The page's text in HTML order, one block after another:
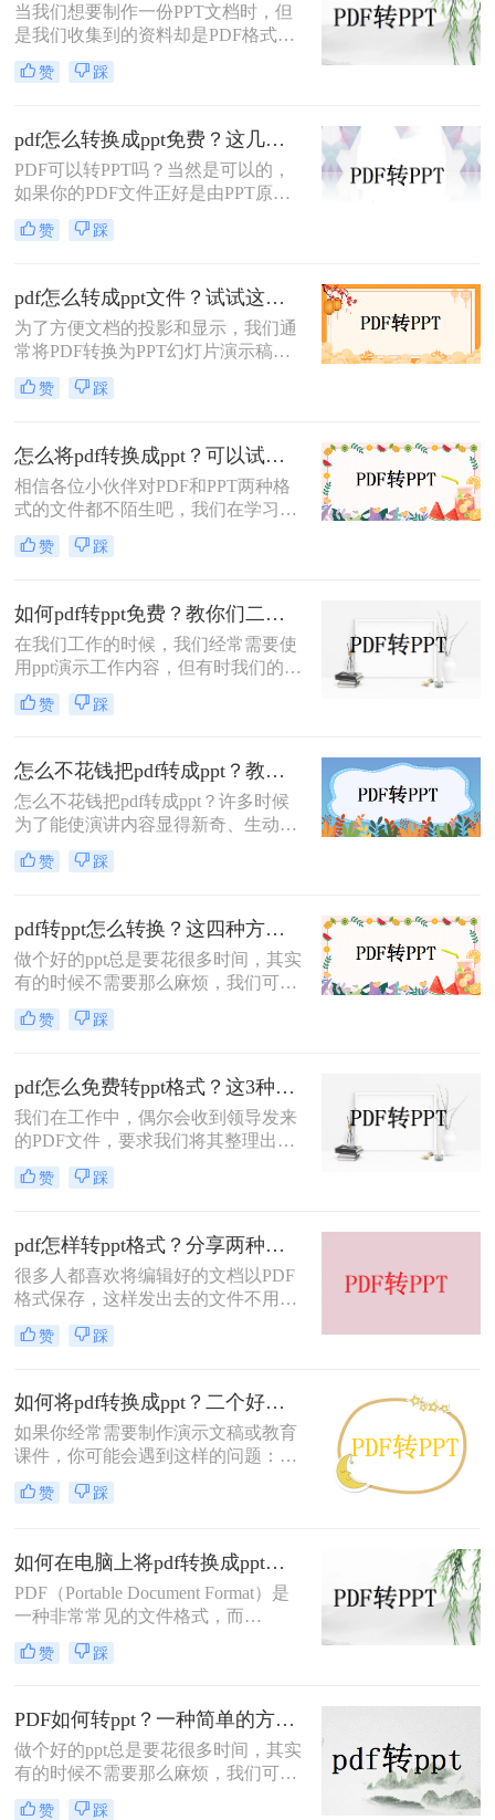
什么版本看到的内容都不会有差，当
我们需要将pdf转成ppt文件时，你知
道电脑pdf怎么转成ppt文件吗？下面
就来教会大家pdf转ppt的方法吧。
当我们想要制作一份PPT文档时，但
是我们收集到的资料却是PDF格式
的，这也是因为不想要被修改才会转
换成PDF的格式，但是我们需要用，
转化为ppt就是最好的方法了，那么
pdf如何转化为ppt免费呢？下面就让
小编来给大家详细的讲讲吧。
赞 踩
pdf怎么转换成ppt免费？这几个方法不容错过！
PDF可以转PPT吗？当然是可以的，
如果你的PDF文件正好是由PPT原文
件转换出来的，那么你转换回去效果
是一样的，那么pdf怎么转换成ppt免
ppt文件的方法吧。
赞 踩
pdf怎么转成ppt文件？试试这两种的方法，简单几步，高效转换!
为了方便文档的投影和显示，我们通
常将PDF转换为PPT幻灯片演示稿，
但是PDF文件是不方便修改的，所以
要转成PPT就需要用到转换器，而一
内容必须只是每页的一张图片，这自
然是无法修改的。那么，我们如何才
能转换为可编辑的PPT呢？今天就来
讲讲pdf怎么转成ppt文件，下面一起
看看吧。
赞 踩
怎么将pdf转换成ppt？可以试试这四个方法！
相信各位小伙伴对PDF和PPT两种格
式的文件都不陌生吧，我们在学习工
作上，经常会使用到这两种文件。有
时为了方便内容的演示，我们还会将
么将pdf转换成ppt了吗？还不知道怎
么转的小伙伴，下面就为你们分享四
种不错的转换方法。
赞 踩
如何pdf转ppt免费？教你们二个简单方法！
在我们工作的时候，我们经常需要使
用ppt演示工作内容，但有时我们的许
多文件都以pdf格式存在，所以我们需
要将pdf转ppt。现在很多朋友可能不
将与大家分享二个简单的方法，下面
一起看看吧。
赞 踩
怎么不花钱把pdf转成ppt？教你快速在线p转换方法！
怎么不花钱把pdf转成ppt？许多时候
为了能使演讲内容显得新奇、生动，
经常需要把网络收集到的一些有价值
的PDF文件资料转交到PPT文件中，
稿。现在跟大家分享一个在线pdf转
ppt的方法。很快就能学会。
赞 踩
pdf转ppt怎么转换？这四种方法都可以转换！
做个好的ppt总是要花很多时间，其实
有的时候不需要那么麻烦，我们可以
自己到网上找一些资料把它转换成ppt
格式就可以了，如果发现的资料正好
我就会教你pdf转ppt怎么转换，以下
是pdf文件转ppt文件的方法介绍。
赞 踩
pdf怎么免费转ppt格式？这3种方法简单又高效
我们在工作中，偶尔会收到领导发来
的PDF文件，要求我们将其整理出
来，并以PPT的形式进行总结汇报；
当自己不会PDF转PPT的时候，就只
时耗精力，还会导致工作效率低，那
有什么办法呢？其实并不难，我们只
需要借助一些软件来进行格式的转
换，但如今市面上的格式转换软件众
多都是收费的，那么pdf怎么免费转
ppt格式呢？
赞 踩
pdf怎样转ppt格式？分享两种免费且易上手的操作技巧
很多人都喜欢将编辑好的文档以PDF
格式保存，这样发出去的文件不用担
心乱码、排版出错等问题，打印也可
以很清晰，不过，虽然PDF文件的兼
多时候都需要转换成易编辑的文档，
那么pdf怎样转ppt格式？对于初入职
场的朋友来说，可能还不知道怎么pdf
转ppt格式的文件，但是不用担心，格
式转换并不是很难的操作，下面一起
看看这些方法吧。
赞 踩
如何将pdf转换成ppt？二个好用的转换方法分享
如果你经常需要制作演示文稿或教育
课件，你可能会遇到这样的问题：你
有一份包含有关你的项目或讲座的丰
富信息的 PDF 文件，但是你需要将其
文稿或课件中使用。
赞 踩
如何在电脑上将pdf转换成ppt？快来试试这三个转换方法
PDF（Portable Document Format）是
一种非常常见的文件格式，而
PPT（PowerPoint）则是一种用于制作
演示文稿的文件格式。当您需要将
方法可以实现。下面将介绍三种常见
的方法：使用使用在线转换工具、使
用Adobe Acrobat Pro软件以及使用
PDF转PPT软件。
赞 踩
PDF如何转ppt？一种简单的方法在线分享
做个好的ppt总是要花很多时间，其实
有的时候不需要那么麻烦，我们可以
自己到网上找一些资料把它转换成ppt
赞 踩